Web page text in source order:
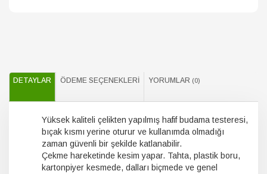
DETAYLAR ÖDEME SEÇENEKLERI YORUMLAR (0)
Yüksek kaliteli çelikten yapılmış hafif budama testeresi,
bıçak kısmı yerine oturur ve kullanımda olmadığı
zaman güvenli bir şekilde katlanabilir.
Çekme hareketinde kesim yapar. Tahta, plastik boru,
kartonpiyer kesmede, dalları biçmede ve genel